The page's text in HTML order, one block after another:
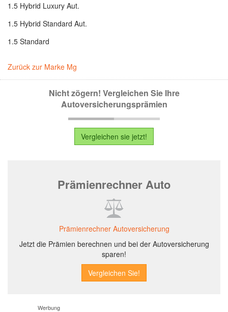
1.5 Hybrid Luxury Aut.
1.5 Hybrid Standard Aut.
1.5 Standard
Zurück zur Marke Mg
Nicht zögern! Vergleichen Sie Ihre
Autoversicherungsprämien
Vergleichen sie jetzt!
Prämienrechner Auto
Prämienrechner Autoversicherung
Jetzt die Prämien berechnen und bei der Autoversicherung
sparen!
Werbung